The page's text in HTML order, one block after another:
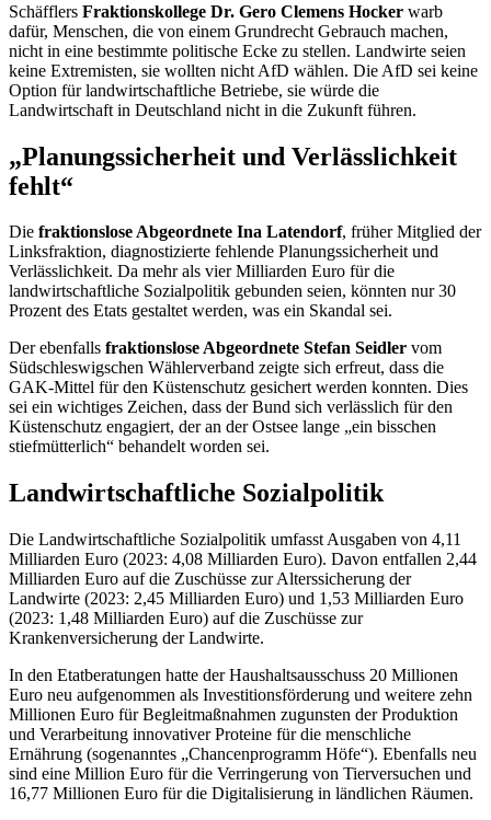
Schäfflers Fraktionskollege Dr. Gero Clemens Hocker warb
dafür, Menschen, die von einem Grundrecht Gebrauch machen,
nicht in eine bestimmte politische Ecke zu stellen. Landwirte seien
keine Extremisten, sie wollten nicht AfD wählen. Die AfD sei keine
Option für landwirtschaftliche Betriebe, sie würde die
Landwirtschaft in Deutschland nicht in die Zukunft führen.
„Planungssicherheit und Verlässlichkeit
fehlt“
Die fraktionslose Abgeordnete Ina Latendorf, früher Mitglied der
Linksfraktion, diagnostizierte fehlende Planungssicherheit und
Verlässlichkeit. Da mehr als vier Milliarden Euro für die
landwirtschaftliche Sozialpolitik gebunden seien, könnten nur 30
Prozent des Etats gestaltet werden, was ein Skandal sei.
Der ebenfalls fraktionslose Abgeordnete Stefan Seidler vom
Südschleswigschen Wählerverband zeigte sich erfreut, dass die
GAK-Mittel für den Küstenschutz gesichert werden konnten. Dies
sei ein wichtiges Zeichen, dass der Bund sich verlässlich für den
Küstenschutz engagiert, der an der Ostsee lange „ein bisschen
stiefmütterlich“ behandelt worden sei.
Landwirtschaftliche Sozialpolitik
Die Landwirtschaftliche Sozialpolitik umfasst Ausgaben von 4,11
Milliarden Euro (2023: 4,08 Milliarden Euro). Davon entfallen 2,44
Milliarden Euro auf die Zuschüsse zur Alterssicherung der
Landwirte (2023: 2,45 Milliarden Euro) und 1,53 Milliarden Euro
(2023: 1,48 Milliarden Euro) auf die Zuschüsse zur
Krankenversicherung der Landwirte.
In den Etatberatungen hatte der Haushaltsausschuss 20 Millionen
Euro neu aufgenommen als Investitionsförderung und weitere zehn
Millionen Euro für Begleitmaßnahmen zugunsten der Produktion
und Verarbeitung innovativer Proteine für die menschliche
Ernährung (sogenanntes „Chancenprogramm Höfe“). Ebenfalls neu
sind eine Million Euro für die Verringerung von Tierversuchen und
16,77 Millionen Euro für die Digitalisierung in ländlichen Räumen.